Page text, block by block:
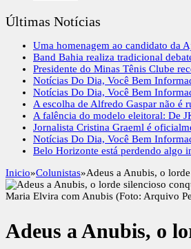
Últimas Notícias
Uma homenagem ao candidato da
Band Bahia realiza tradicional
Presidente do Minas Tênis Clube
Notícias Do Dia, Você Bem
Notícias Do Dia, Você Bem
A escolha de Alfredo Gaspar não é
A falência do modelo eleitoral: De
Jornalista Cristina Graeml é
Notícias Do Dia, Você Bem
Belo Horizonte está perdendo algo
Inicio»Colunistas»Adeus a Anubis, o
Maria Elvira com Anubis (Foto: Arquivo
Adeus a Anubis, o